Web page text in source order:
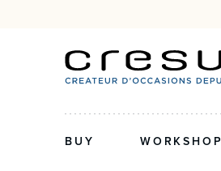
BUY WORKSHOP